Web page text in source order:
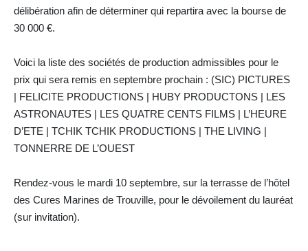
délibération afin de déterminer qui repartira avec la bourse de
30 000 €.
Voici la liste des sociétés de production admissibles pour le
prix qui sera remis en septembre prochain : (SIC) PICTURES
| FELICITE PRODUCTIONS | HUBY PRODUCTONS | LES
ASTRONAUTES | LES QUATRE CENTS FILMS | L’HEURE
D’ETE | TCHIK TCHIK PRODUCTIONS | THE LIVING |
TONNERRE DE L’OUEST
Rendez-vous le mardi 10 septembre, sur la terrasse de l’hôtel
des Cures Marines de Trouville, pour le dévoilement du lauréat
(sur invitation).